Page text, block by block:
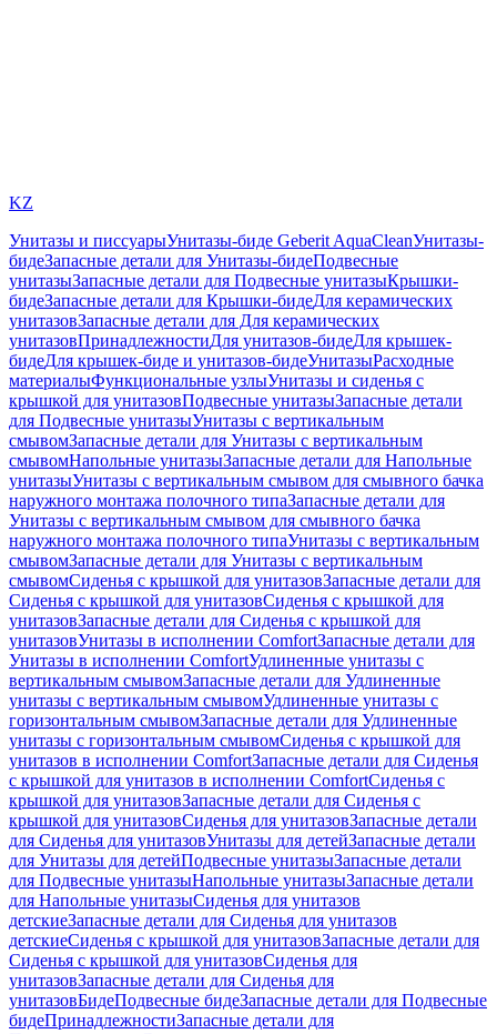
KZ
Унитазы и писсуарыУнитазы-биде Geberit AquaCleanУнитазы-
бидеЗапасные детали для Унитазы-бидеПодвесные
унитазыЗапасные детали для Подвесные унитазыКрышки-
бидеЗапасные детали для Крышки-бидеДля керамических
унитазовЗапасные детали для Для керамических
унитазовПринадлежностиДля унитазов-бидеДля крышек-
бидеДля крышек-биде и унитазов-бидеУнитазыРасходные
материалыФункциональные узлыУнитазы и сиденья с
крышкой для унитазовПодвесные унитазыЗапасные детали
для Подвесные унитазыУнитазы с вертикальным
смывомЗапасные детали для Унитазы с вертикальным
смывомНапольные унитазыЗапасные детали для Напольные
унитазыУнитазы с вертикальным смывом для смывного бачка
наружного монтажа полочного типаЗапасные детали для
Унитазы с вертикальным смывом для смывного бачка
наружного монтажа полочного типаУнитазы с вертикальным
смывомЗапасные детали для Унитазы с вертикальным
смывомСиденья с крышкой для унитазовЗапасные детали для
Сиденья с крышкой для унитазовСиденья с крышкой для
унитазовЗапасные детали для Сиденья с крышкой для
унитазовУнитазы в исполнении ComfortЗапасные детали для
Унитазы в исполнении ComfortУдлиненные унитазы с
вертикальным смывомЗапасные детали для Удлиненные
унитазы с вертикальным смывомУдлиненные унитазы с
горизонтальным смывомЗапасные детали для Удлиненные
унитазы с горизонтальным смывомСиденья с крышкой для
унитазов в исполнении ComfortЗапасные детали для Сиденья
с крышкой для унитазов в исполнении ComfortСиденья с
крышкой для унитазовЗапасные детали для Сиденья с
крышкой для унитазовСиденья для унитазовЗапасные детали
для Сиденья для унитазовУнитазы для детейЗапасные детали
для Унитазы для детейПодвесные унитазыЗапасные детали
для Подвесные унитазыНапольные унитазыЗапасные детали
для Напольные унитазыСиденья для унитазов
детскиеЗапасные детали для Сиденья для унитазов
детскиеСиденья с крышкой для унитазовЗапасные детали для
Сиденья с крышкой для унитазовСиденья для
унитазовЗапасные детали для Сиденья для
унитазовБидеПодвесные бидеЗапасные детали для Подвесные
бидеПринадлежностиЗапасные детали для